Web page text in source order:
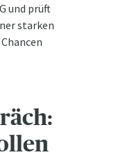
und prüft
starken